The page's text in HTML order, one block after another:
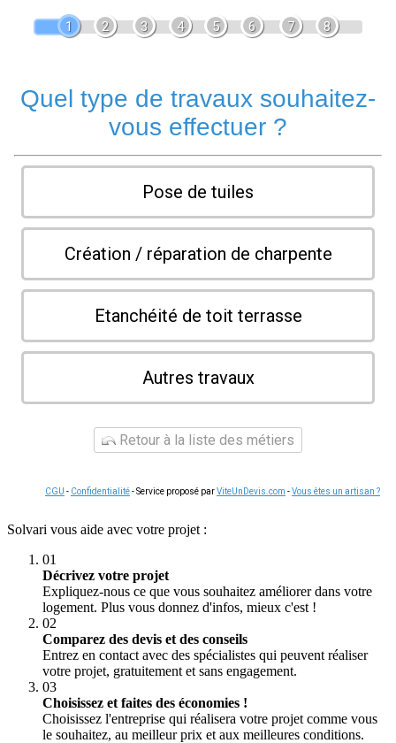
1 2 3 4 5 6 7 8
Quel type de travaux souhaitez-
vous effectuer ?
Pose de tuiles
Création / réparation de charpente
Etanchéité de toit terrasse
Autres travaux
Retour à la liste des métiers
CGU - Confidentialité- Service proposé parViteUnDevis.com -Vous êtes un artisan ?
Solvari vous aide avec votre projet :
01
Décrivez votre projet
Expliquez-nous ce que vous souhaitez améliorer dans votre
logement. Plus vous donnez d'infos, mieux c'est !
02
Comparez des devis et des conseils
Entrez en contact avec des spécialistes qui peuvent réaliser
votre projet, gratuitement et sans engagement.
03
Choisissez et faites des économies !
Choisissez l'entreprise qui réalisera votre projet comme vous
le souhaitez, au meilleur prix et aux meilleures conditions.